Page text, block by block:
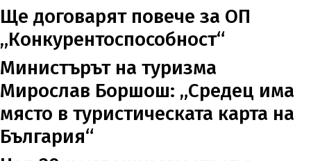
Ще договарят повече за ОП
„Конкурентоспособност“
Министърът на туризма
Мирослав Боршош: „Средец има
място в туристическата карта на
България“